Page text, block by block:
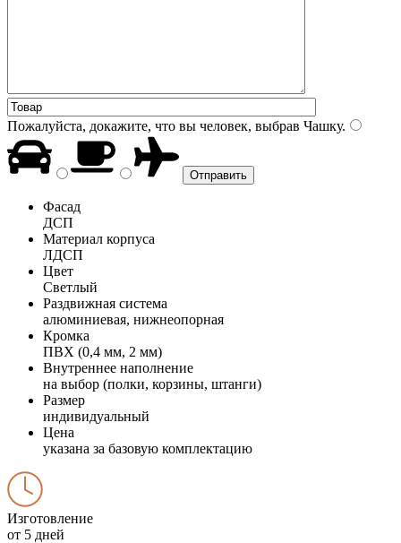
Пожалуйста, докажите, что вы человек, выбрав Чашку.
Фасад
ДСП
Материал корпуса
ЛДСП
Цвет
Светлый
Раздвижная система
алюминиевая, нижнеопорная
Кромка
ПВХ (0,4 мм, 2 мм)
Внутреннее наполнение
на выбор (полки, корзины, штанги)
Размер
индивидуальный
Цена
указана за базовую комплектацию
Изготовление
от 5 дней